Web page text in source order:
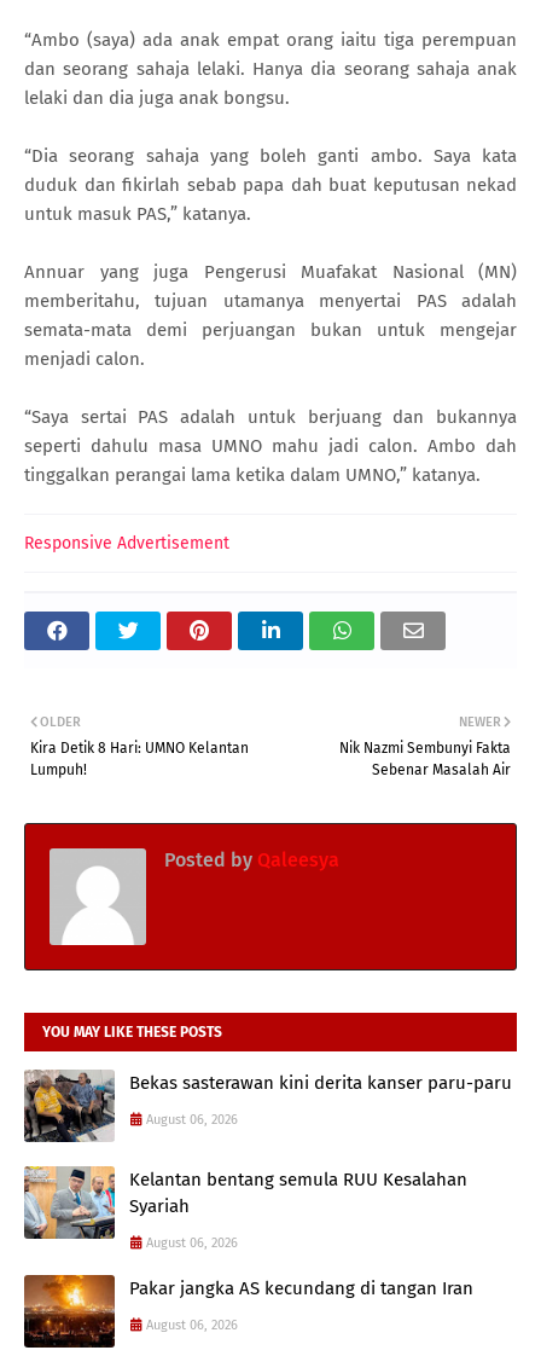
“Ambo (saya) ada anak empat orang iaitu tiga perempuan
dan seorang sahaja lelaki. Hanya dia seorang sahaja anak
lelaki dan dia juga anak bongsu.
“Dia seorang sahaja yang boleh ganti ambo. Saya kata
duduk dan fikirlah sebab papa dah buat keputusan nekad
untuk masuk PAS,” katanya.
Annuar yang juga Pengerusi Muafakat Nasional (MN)
memberitahu, tujuan utamanya menyertai PAS adalah
semata-mata demi perjuangan bukan untuk mengejar
menjadi calon.
“Saya sertai PAS adalah untuk berjuang dan bukannya
seperti dahulu masa UMNO mahu jadi calon. Ambo dah
tinggalkan perangai lama ketika dalam UMNO,” katanya.
Responsive Advertisement
NEWER
Nik Nazmi Sembunyi Fakta
Sebenar Masalah Air
OLDER
Kira Detik 8 Hari: UMNO Kelantan
Lumpuh!
Posted by Qaleesya
YOU MAY LIKE THESE POSTS
Bekas sasterawan kini derita kanser paru-paru
August 06, 2026
Kelantan bentang semula RUU Kesalahan
Syariah
August 06, 2026
Pakar jangka AS kecundang di tangan Iran
August 06, 2026